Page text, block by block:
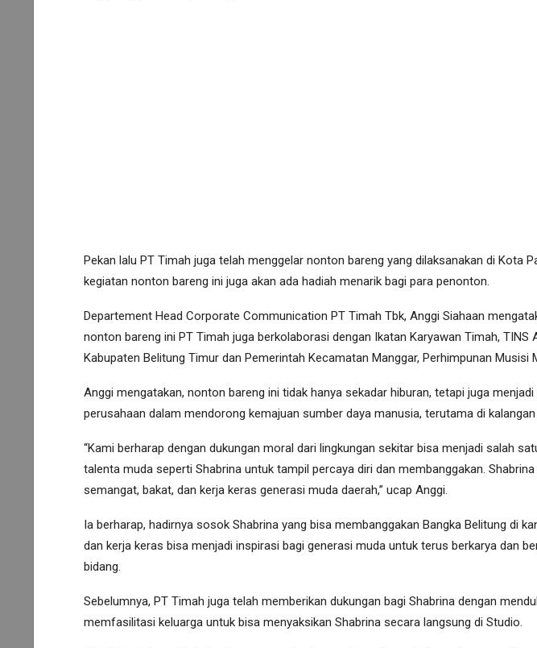
Pekan lalu PT Timah juga telah menggelar nonton bareng yang dilaksanakan di Kota
kegiatan nonton bareng ini juga akan ada hadiah menarik bagi para penonton.
Departement Head Corporate Communication PT Timah Tbk, Anggi Siahaan
nonton bareng ini PT Timah juga berkolaborasi dengan Ikatan Karyawan Timah, TINS
Kabupaten Belitung Timur dan Pemerintah Kecamatan Manggar, Perhimpunan Musisi
Anggi mengatakan, nonton bareng ini tidak hanya sekadar hiburan, tetapi juga
perusahaan dalam mendorong kemajuan sumber daya manusia, terutama di
“Kami berharap dengan dukungan moral dari lingkungan sekitar bisa menjadi salah
talenta muda seperti Shabrina untuk tampil percaya diri dan membanggakan.
semangat, bakat, dan kerja keras generasi muda daerah,” ucap Anggi.
Ia berharap, hadirnya sosok Shabrina yang bisa membanggakan Bangka Belitung di
dan kerja keras bisa menjadi inspirasi bagi generasi muda untuk terus berkarya dan
bidang.
Sebelumnya, PT Timah juga telah memberikan dukungan bagi Shabrina dengan
memfasilitasi keluarga untuk bisa menyaksikan Shabrina secara langsung di Studio.